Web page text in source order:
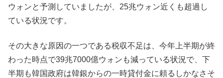
ウォンと予測していましたが、25兆ウォン近くも超過し
ている状況です。
その大きな原因の一つである税収不足は、今年上半期が終
わった時点で39兆7000億ウォンも減っている状況で、下
半期も韓国政府は韓銀からの一時貸付金に頼るしかなさそ